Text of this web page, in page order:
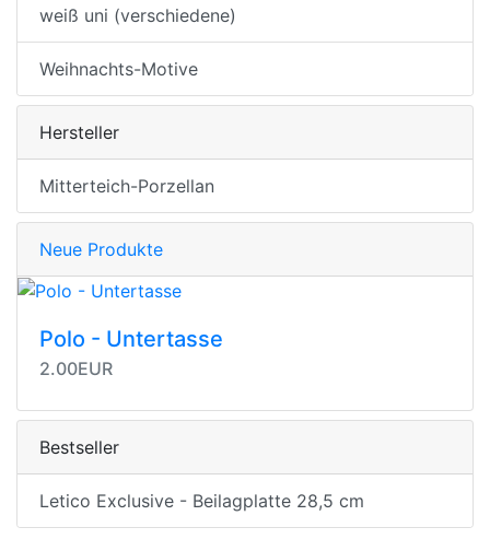
weiß uni (verschiedene)
Weihnachts-Motive
Hersteller
Mitterteich-Porzellan
Neue Produkte
Polo - Untertasse
2.00EUR
Bestseller
Letico Exclusive - Beilagplatte 28,5 cm